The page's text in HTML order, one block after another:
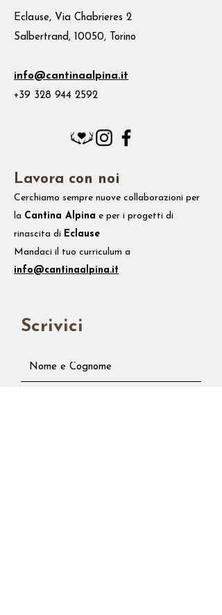
Eclause, Via Chabrieres 2
Salbertrand, 10050, Torino
info@cantinaalpina.it
+39 328 944 2592
Lavora con noi
Cerchiamo sempre nuove collaborazioni per
la Cantina Alpina e per i progetti di
rinascita di Eclause
Mandaci il tuo curriculum a
info@cantinaalpina.it
Scrivici